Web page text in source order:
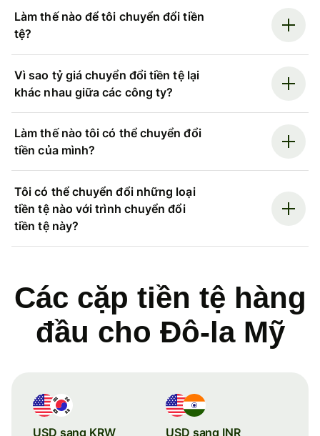
Làm thế nào để tôi chuyển đổi tiền
tệ?
Vì sao tỷ giá chuyển đổi tiền tệ lại
khác nhau giữa các công ty?
Làm thế nào tôi có thể chuyển đổi
tiền của mình?
Tôi có thể chuyển đổi những loại
tiền tệ nào với trình chuyển đổi
tiền tệ này?
Các cặp tiền tệ hàng
đầu cho Đô-la Mỹ
USD sang KRW USD sang INR